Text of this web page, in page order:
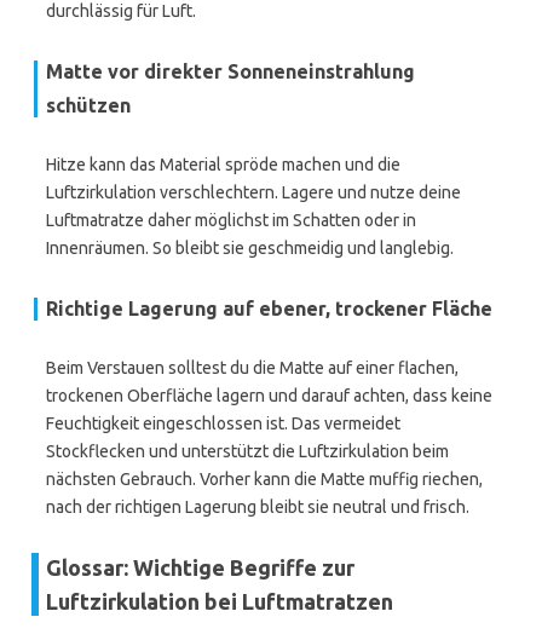
durchlässig für Luft.
Matte vor direkter Sonneneinstrahlung
schützen
Hitze kann das Material spröde machen und die
Luftzirkulation verschlechtern. Lagere und nutze deine
Luftmatratze daher möglichst im Schatten oder in
Innenräumen. So bleibt sie geschmeidig und langlebig.
Richtige Lagerung auf ebener, trockener Fläche
Beim Verstauen solltest du die Matte auf einer flachen,
trockenen Oberfläche lagern und darauf achten, dass keine
Feuchtigkeit eingeschlossen ist. Das vermeidet
Stockflecken und unterstützt die Luftzirkulation beim
nächsten Gebrauch. Vorher kann die Matte muffig riechen,
nach der richtigen Lagerung bleibt sie neutral und frisch.
Glossar: Wichtige Begriffe zur
Luftzirkulation bei Luftmatratzen